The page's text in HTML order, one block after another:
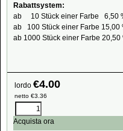
Rabattsystem:
ab 10 Stück einer Farbe 6,50
ab 100 Stück einer Farbe 15,00
ab 1000 Stück einer Farbe 20,50
lordo €4.00
netto €3.36
Acquista ora